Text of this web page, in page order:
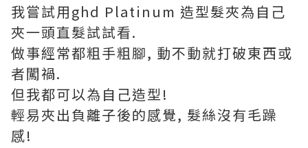
我嘗試用ghd Platinum 造型髮夾為自己
夾一頭直髮試試看.
做事經常都粗手粗腳, 動不動就打破東西或
者闖禍.
但我都可以為自己造型!
輕易夾出負離子後的感覺, 髮絲沒有毛躁
感!